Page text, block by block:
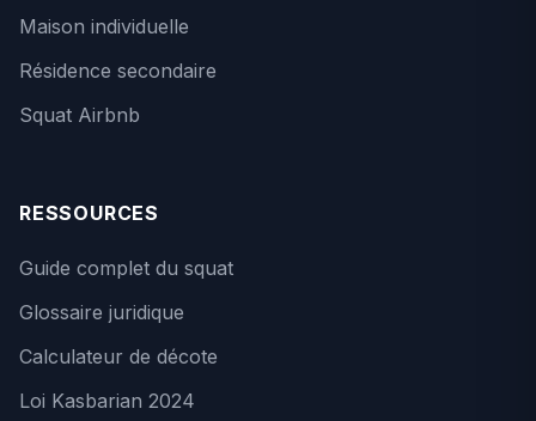
Maison individuelle
Résidence secondaire
Squat Airbnb
RESSOURCES
Guide complet du squat
Glossaire juridique
Calculateur de décote
Loi Kasbarian 2024